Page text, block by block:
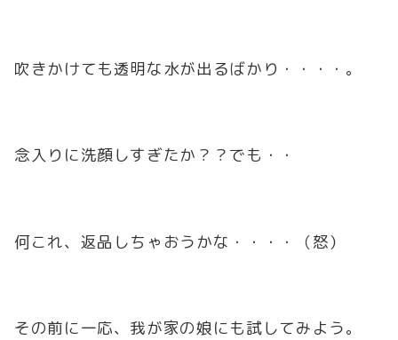
吹きかけても透明な水が出るばかり・・・・。
念入りに洗顔しすぎたか？？でも・・
何これ、返品しちゃおうかな・・・・（怒）
その前に一応、我が家の娘にも試してみよう。